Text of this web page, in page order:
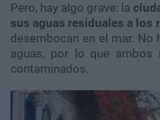
Pero, hay algo grave: la
sus aguas residuales a los
desembocan en el mar.
aguas, por lo que ambos
contaminados.